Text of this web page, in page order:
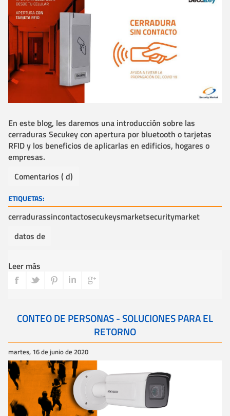
En este blog, les daremos una introducción sobre las
cerraduras Secukey con apertura por bluetooth o tarjetas
RFID y los beneficios de aplicarlas en edificios, hogares o
empresas.
Comentarios ( d)
ETIQUETAS:
cerradurassincontactosecukeysmarketsecuritymarket
datos de
Leer más
CONTEO DE PERSONAS - SOLUCIONES PARA EL
RETORNO
martes, 16 de junio de 2020